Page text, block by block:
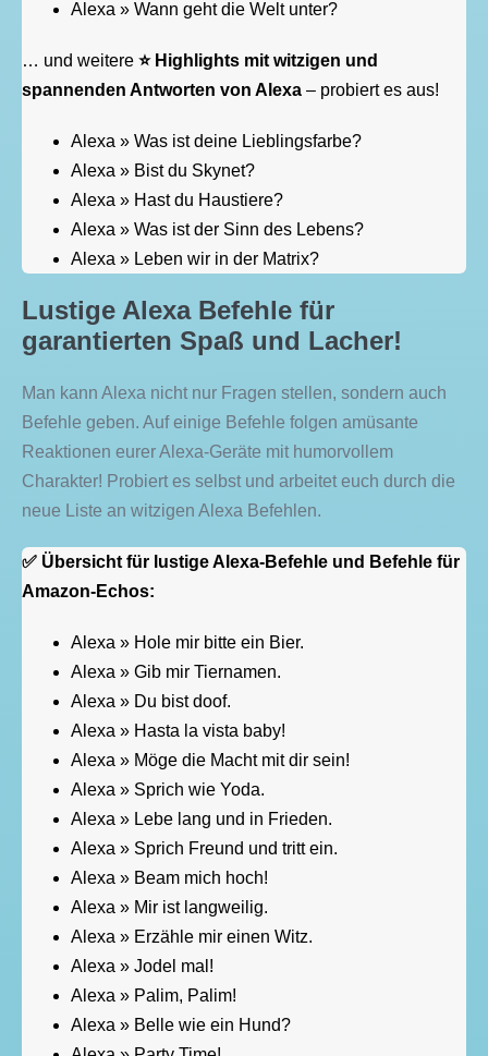
Alexa » Wann geht die Welt unter?
… und weitere ⭐️ Highlights mit witzigen und
spannenden Antworten von Alexa – probiert es aus!
Alexa » Was ist deine Lieblingsfarbe?
Alexa » Bist du Skynet?
Alexa » Hast du Haustiere?
Alexa » Was ist der Sinn des Lebens?
Alexa » Leben wir in der Matrix?
Lustige Alexa Befehle für
garantierten Spaß und Lacher!
Man kann Alexa nicht nur Fragen stellen, sondern auch
Befehle geben. Auf einige Befehle folgen amüsante
Reaktionen eurer Alexa-Geräte mit humorvollem
Charakter! Probiert es selbst und arbeitet euch durch die
neue Liste an witzigen Alexa Befehlen.
✅ Übersicht für lustige Alexa-Befehle und Befehle für
Amazon-Echos:
Alexa » Hole mir bitte ein Bier.
Alexa » Gib mir Tiernamen.
Alexa » Du bist doof.
Alexa » Hasta la vista baby!
Alexa » Möge die Macht mit dir sein!
Alexa » Sprich wie Yoda.
Alexa » Lebe lang und in Frieden.
Alexa » Sprich Freund und tritt ein.
Alexa » Beam mich hoch!
Alexa » Mir ist langweilig.
Alexa » Erzähle mir einen Witz.
Alexa » Jodel mal!
Alexa » Palim, Palim!
Alexa » Belle wie ein Hund?